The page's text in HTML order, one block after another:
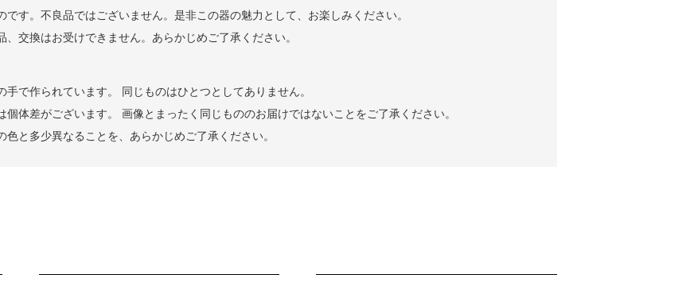
す。不良品ではございません。是非この器の魅力として、お楽しみください。
交換はお受けできません。あらかじめご了承ください。
で作られています。 同じものはひとつとしてありません。
体差がございます。 画像とまったく同じもののお届けではないことをご了承ください。
と多少異なることを、あらかじめご了承ください。